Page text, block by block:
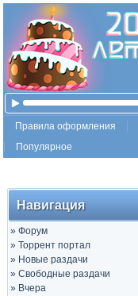
Правила оформления
Популярное
Навигация
» Форум
» Торрент портал
» Новые раздачи
» Свободные раздачи
» Вчера